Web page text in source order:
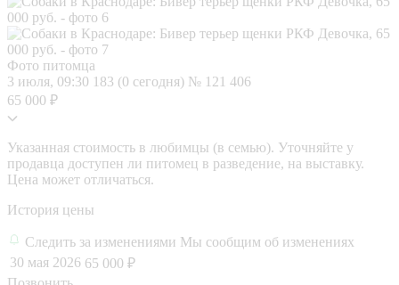
Фото питомца
3 июля, 09:30 183 (0 сегодня) № 121 406
65 000 ₽
Указанная стоимость в любимцы (в семью). Уточняйте у
продавца доступен ли питомец в разведение, на выставку.
Цена может отличаться.
История цены
Следить за изменениями Мы сообщим об изменениях
30 мая 2026 65 000 ₽